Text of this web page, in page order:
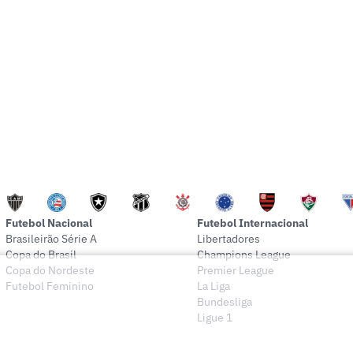
Futebol Nacional
Brasileirão Série A
Copa do Brasil
Copa do Nordeste
Futebol Feminino
Futebol Internacional
Libertadores
Champions League
Premier League
La Liga
Bundesliga
Ligue 1